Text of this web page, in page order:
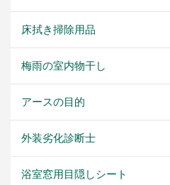
床拭き掃除用品
梅雨の室内物干し
アースの目的
外装劣化診断士
浴室窓用目隠しシート